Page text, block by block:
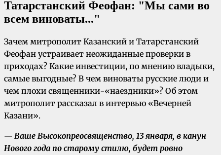
Зачем митрополит Казанский и Татарстанский
Феофан устраивает неожиданные проверки в
приходах? Какие инвестиции, по мнению владыки,
самые выгодные? В чем виноваты русские люди и
чем плохи священники-«наездники»? Об этом
митрополит рассказал в интервью «Вечерней
Казани».
— Ваше Высокопреосвященство, 13 января, в канун
Нового года по старому стилю, будет ровно